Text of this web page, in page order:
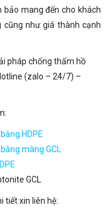
mang đến cho khách
cũng như giá thành cạnh
pháp chống thấm hồ
(zalo – 24/7) –
HDPE
màng GCL
GCL
tiết xin liên hệ: